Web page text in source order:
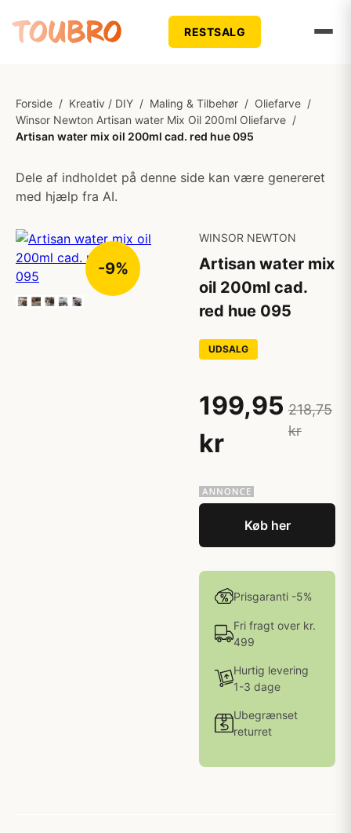
RESTSALG
Forside / Kreativ / DIY / Maling & Tilbehør / Oliefarve /
Winsor Newton Artisan water Mix Oil 200ml Oliefarve /
Artisan water mix oil 200ml cad. red hue 095
Dele af indholdet på denne side kan være genereret
med hjælp fra AI.
-9%
WINSOR NEWTON
Artisan water mix
oil 200ml cad.
red hue 095
UDSALG
199,95
kr
218,75
kr
Køb her
Prisgaranti -5%
Fri fragt over kr.
499
Hurtig levering
1-3 dage
Ubegrænset
returret